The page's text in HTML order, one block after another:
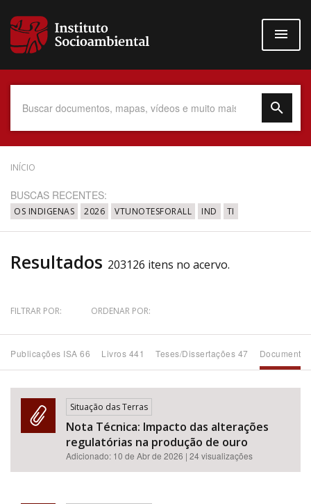
para
conteúdo
Data do Documento
Até
Povo Indígena
Subtema
Área de Levantamento
INÍCIO
BUSCAS RECENTES:
OS INDIGENAS 2026 VTUNOTESFORALL IND TI
Resultados 203126 itens no acervo.
FILTRAR POR: ORDENAR POR:
Publicações ISA 66 Livros 441 Teses/Dissertações 47
Situação das Terras
Nota Técnica: Impacto das alterações
regulatórias na produção de ouro
Adicionado: 10 de Abr de 2026 | 24 visualizações